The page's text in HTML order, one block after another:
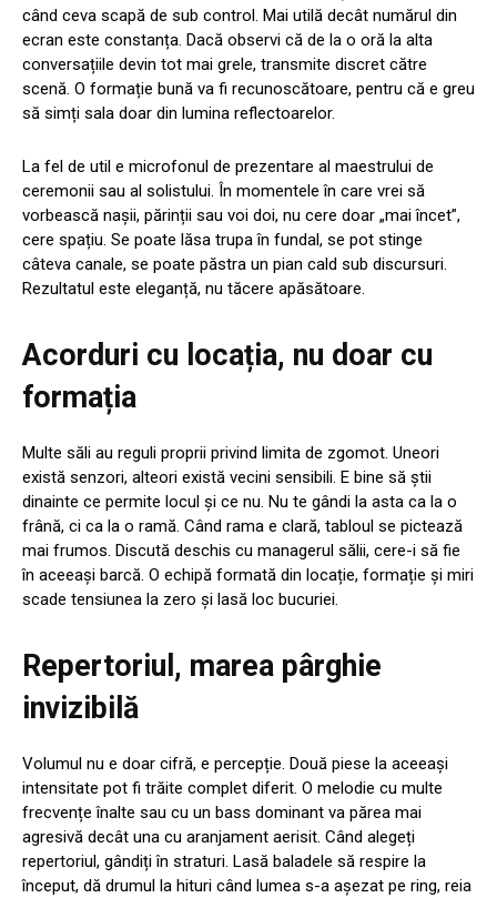
când ceva scapă de sub control. Mai utilă decât numărul din
ecran este constanța. Dacă observi că de la o oră la alta
conversațiile devin tot mai grele, transmite discret către
scenă. O formație bună va fi recunoscătoare, pentru că e greu
să simți sala doar din lumina reflectoarelor.
La fel de util e microfonul de prezentare al maestrului de
ceremonii sau al solistului. În momentele în care vrei să
vorbească nașii, părinții sau voi doi, nu cere doar „mai încet”,
cere spațiu. Se poate lăsa trupa în fundal, se pot stinge
câteva canale, se poate păstra un pian cald sub discursuri.
Rezultatul este eleganță, nu tăcere apăsătoare.
Acorduri cu locația, nu doar cu
formația
Multe săli au reguli proprii privind limita de zgomot. Uneori
există senzori, alteori există vecini sensibili. E bine să știi
dinainte ce permite locul și ce nu. Nu te gândi la asta ca la o
frână, ci ca la o ramă. Când rama e clară, tabloul se pictează
mai frumos. Discută deschis cu managerul sălii, cere-i să fie
în aceeași barcă. O echipă formată din locație, formație și miri
scade tensiunea la zero și lasă loc bucuriei.
Repertoriul, marea pârghie
invizibilă
Volumul nu e doar cifră, e percepție. Două piese la aceeași
intensitate pot fi trăite complet diferit. O melodie cu multe
frecvențe înalte sau cu un bass dominant va părea mai
agresivă decât una cu aranjament aerisit. Când alegeți
repertoriul, gândiți în straturi. Lasă baladele să respire la
început, dă drumul la hituri când lumea s-a așezat pe ring, reia